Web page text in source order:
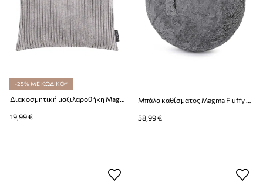
-25% ΜΕ ΚΩΔΙΚΟ*
Διακοσμητική μαξιλαροθήκη Magma Shara 45 x 45 cm
19,99 € 58,99 €